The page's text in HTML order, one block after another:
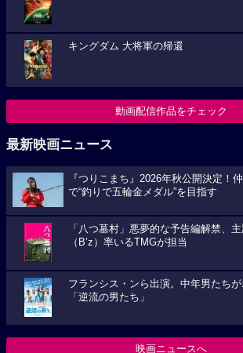
キングダム 大将軍の帰還
動画配信作品をチェック
最新映画ニュース
『つりこまち』2026年秋公開決定！
で“釣りで五輪金メダル”を目指す
「八つ墓村」悪夢的な予告編解禁、
（B’z）率いるTMGが担当
フランシス・ンら出演。中年男たち
「逆流の男たち」
映画ニュースへ